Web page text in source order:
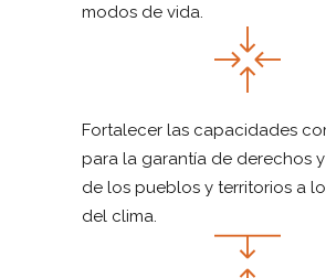
modos de vida.
Fortalecer las capacidades
para la garantía de derechos
de los pueblos y territorios a
del clima.